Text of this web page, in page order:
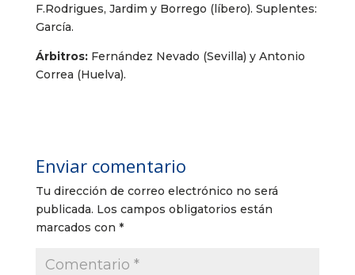
F.Rodrigues, Jardim y Borrego (líbero). Suplentes:
García.
Árbitros: Fernández Nevado (Sevilla) y Antonio
Correa (Huelva).
Enviar comentario
Tu dirección de correo electrónico no será
publicada. Los campos obligatorios están
marcados con *